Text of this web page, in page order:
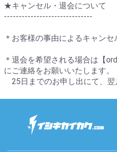
★キャンセル・退会について
------------------------------
＊お客様の事由によるキャンセ
＊退会を希望される場合は【
にご連絡をお願いいたします。
25日までのお申し出にて、翌